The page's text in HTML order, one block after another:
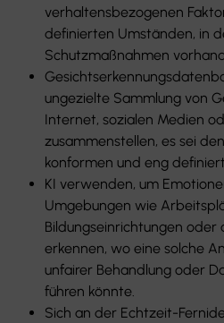
verhaltensbezogenen
definierten Umständen, in
Schutzmaßnahmen
ungezielte Sammlung von
Internet, sozialen Medien
zusammenstellen, es sei
konformen und eng
KI verwenden, um
Umgebungen wie
Bildungseinrichtungen oder
erkennen, wo eine solche
unfairer Behandlung oder
führen könnte.
Sich an der Echtzeit-